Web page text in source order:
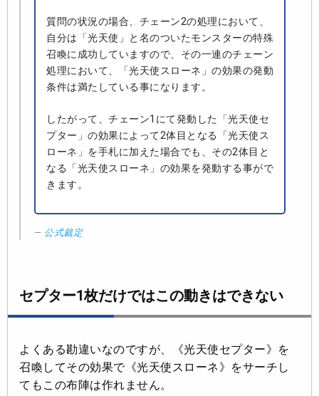
質問の状況の場合、チェーン2の処理において、
自分は「光天使」と名のついたモンスターの特殊
召喚に成功していますので、その一連のチェーン
処理において、「光天使スローネ」の効果の発動
条件は満たしている事になります。
したがって、チェーン1にて発動した「光天使セ
プター」の効果によって2体目となる「光天使ス
ローネ」を手札に加えた場合でも、その2体目と
なる「光天使スローネ」の効果を発動する事がで
きます。
公式裁定
セプター1枚だけではこの動きはできない
よくある勘違いなのですが、《光天使セプター》を
召喚してその効果で《光天使スローネ》をサーチし
てもこの布陣は作れません。